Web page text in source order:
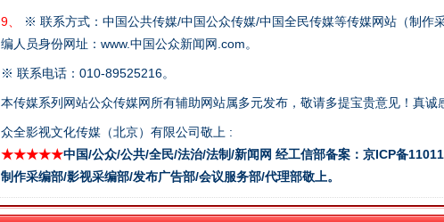
9、
※ 联系方式：中国公共传媒/中国公众传媒/中国全民传媒等传媒网站（制作
编人员身份网址：www.中国公众新闻网.com。
※ 联系电话：010-89525216。
本传媒系列网站公众传媒网所有辅助网站属多元发布，敬请多提宝贵意见！真诚
众全影视文化传媒（北京）有限公司敬上 :
★★★★★中国/公众/公共/全民/法治/法制/新闻网 经工信部备案：京ICP备
制作采编部/影视采编部/发布广告部/会议服务部/代理部敬上。
在谋一域中谋全局
今年投资意愿榜揭晓